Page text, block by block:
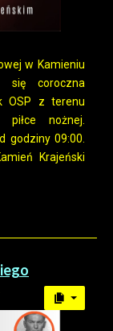
w Kamieniu
się coroczna
OSP z terenu
nożnej.
godziny 09:00.
Krajeński